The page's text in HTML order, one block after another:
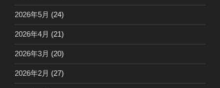
2026年5月 (24)
2026年4月 (21)
2026年3月 (20)
2026年2月 (27)